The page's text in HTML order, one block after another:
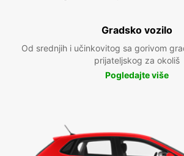
Gradsko vozilo
Od srednjih i učinkovitog sa gorivom
prijateljskog za okoliš
Pogledajte više